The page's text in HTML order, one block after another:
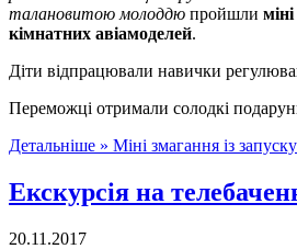
талановитою молоддю пройшли
кімнатних авіамоделей.
Діти відпрацювали навички
Переможці отримали солодкі
Детальніше » Міні змагання із запуску
Екскурсія на
20.11.2017